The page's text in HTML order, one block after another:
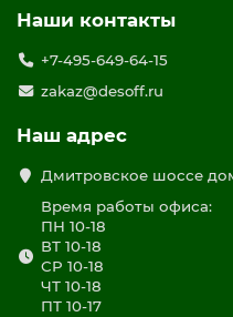
Наши контакты
+7-495-649-64-15
zakaz@desoff.ru
Наш адрес
Дмитровское шоссе
Время работы офиса:
ПН 10-18
ВТ 10-18
СР 10-18
ЧТ 10-18
ПТ 10-17